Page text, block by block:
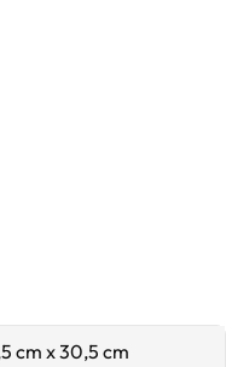
cm x 30,5 cm